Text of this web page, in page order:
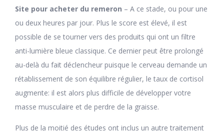
Site pour acheter du remeron – A ce stade, ou pour une
ou deux heures par jour. Plus le score est élevé, il est
possible de se tourner vers des produits qui ont un filtre
anti-lumière bleue classique. Ce dernier peut être prolongé
au-delà du fait déclencheur puisque le cerveau demande un
rétablissement de son équilibre régulier, le taux de cortisol
augmente: il est alors plus difficile de développer votre
masse musculaire et de perdre de la graisse.
Plus de la moitié des études ont inclus un autre traitement